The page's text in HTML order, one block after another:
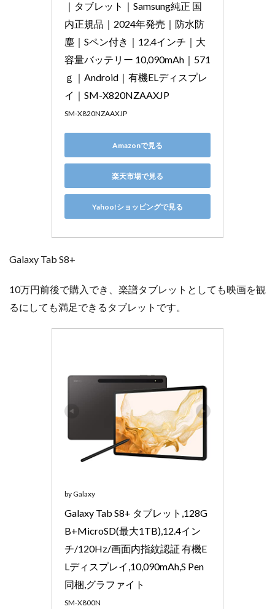
｜タブレット｜Samsung純正 国
内正規品｜2024年発売｜防水防
塵｜Sペン付き｜12.4インチ｜大
容量バッテリー 10,090mAh｜571
ｇ｜Android｜有機ELディスプレ
イ｜SM-X820NZAAXJP
SM-X820NZAAXJP
Amazonで見る
楽天市場で見る
Yahoo!ショッピングで見る
Galaxy Tab S8+
10万円前後で購入でき、楽譜タブレットとしても映画を観
るにしても満足できるタブレットです。
by Galaxy
Galaxy Tab S8+ タブレット,128G
B+MicroSD(最大1TB),12.4イン
チ/120Hz/画面内指紋認証 有機E
Lディスプレイ,10,090mAh,S Pen
同梱,グラファイト
SM-X800N